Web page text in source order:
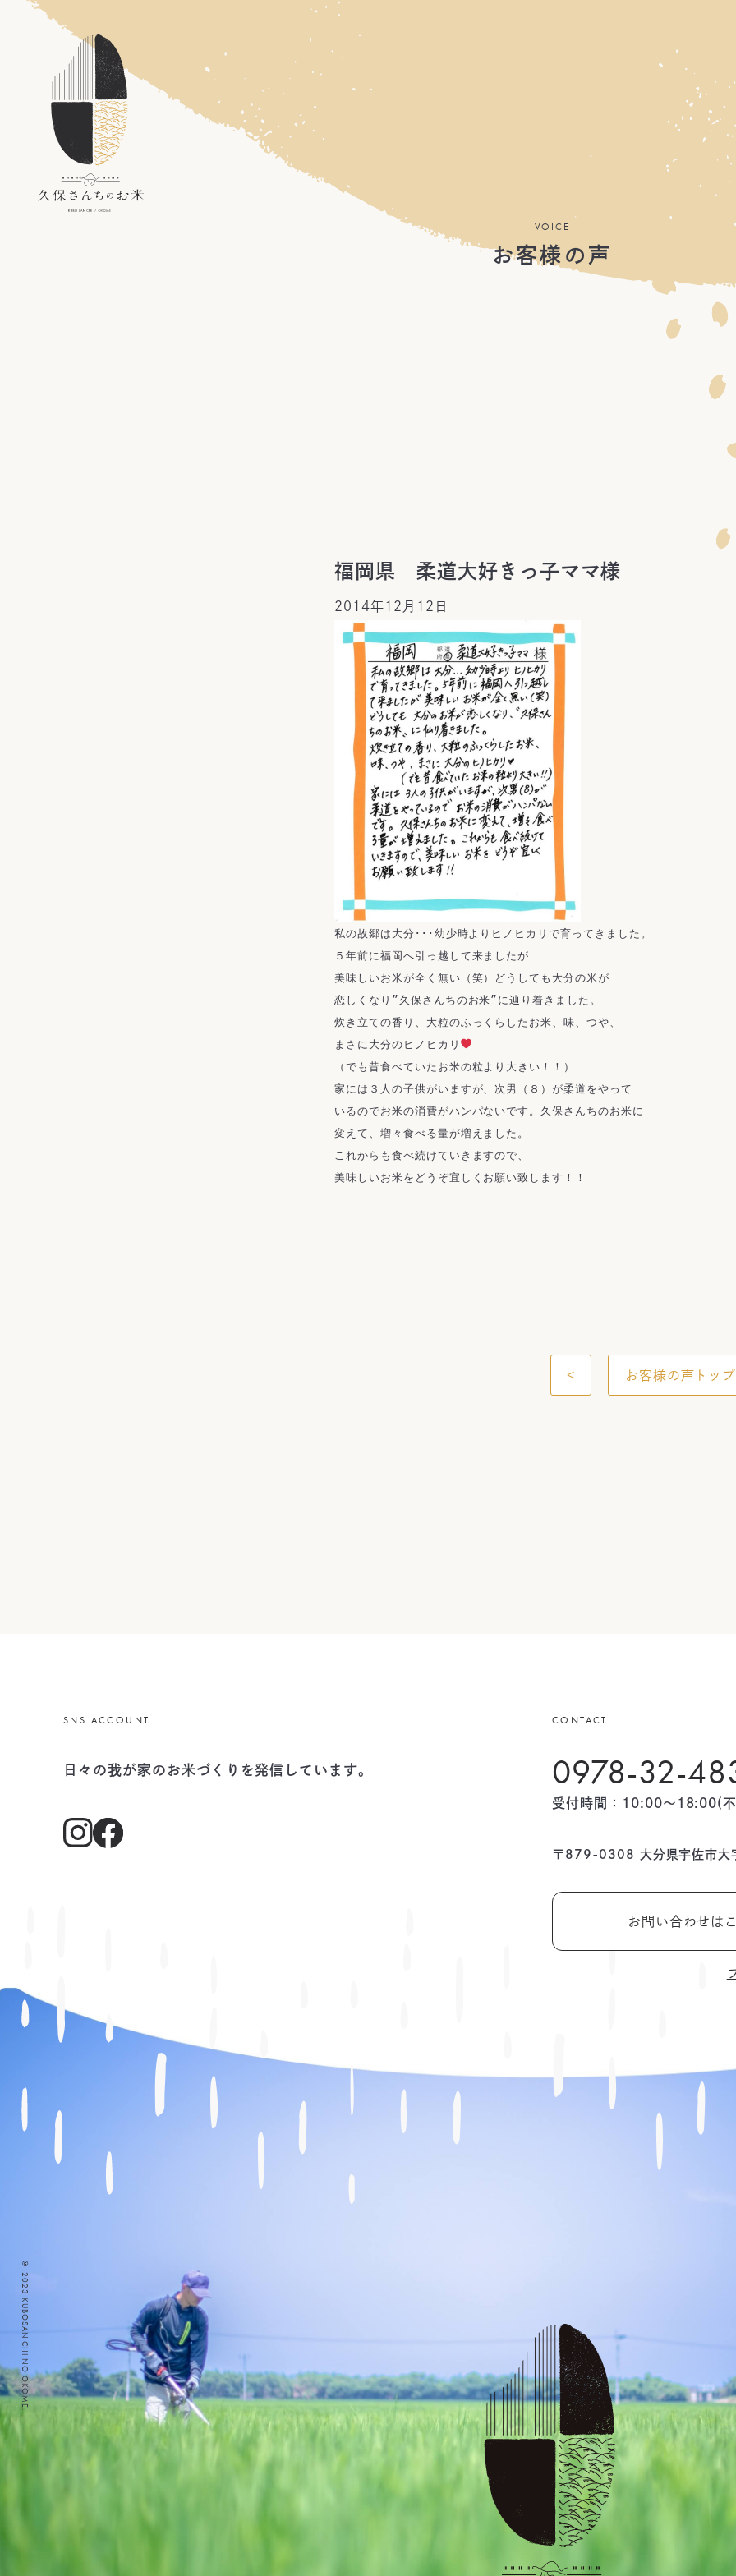
VOICE
お客様の声
福岡県 柔道大好きっ子ママ様
2014年12月12日
私の故郷は大分･･･幼少時よりヒノヒカリで育ってきました。
５年前に福岡へ引っ越して来ましたが
美味しいお米が全く無い（笑）どうしても大分の米が
恋しくなり”久保さんちのお米”に辿り着きました。
炊き立ての香り、大粒のふっくらしたお米、味、つや、
まさに大分のヒノヒカリ
（でも昔食べていたお米の粒より大きい！！）
家には３人の子供がいますが、次男（８）が柔道をやって
いるのでお米の消費がハンパないです。久保さんちのお米に
変えて、増々食べる量が増えました。
これからも食べ続けていきますので、
美味しいお米をどうぞ宜しくお願い致します！！
< お客様の声トッ
SNS ACCOUNT
日々の我が家のお米づくりを発信しています。
CONTACT
0978-32-
受付時間：10:00〜18:00(
〒879-0308 大分県宇佐市大
お問い合わせは
© 2023 KUBOSAN CHI NO OKOME.